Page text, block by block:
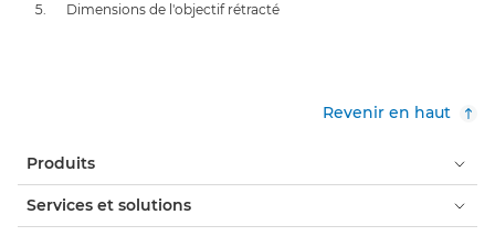
Dimensions de l'objectif rétracté
Revenir en haut
Produits
Services et solutions